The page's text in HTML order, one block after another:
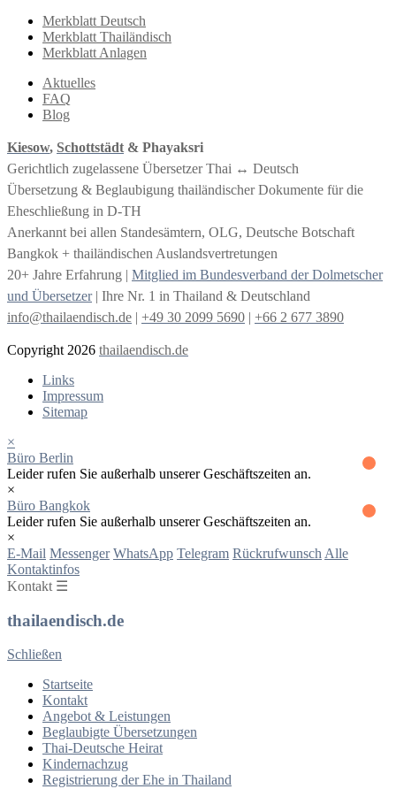
Merkblatt Deutsch
Merkblatt Thailändisch
Merkblatt Anlagen
Aktuelles
FAQ
Blog
Kiesow, Schottstädt & Phayaksri
Gerichtlich zugelassene Übersetzer Thai ↔︎ Deutsch
Übersetzung & Beglaubigung thailändischer Dokumente für die
Eheschließung in D-TH
Anerkannt bei allen Standesämtern, OLG, Deutsche Botschaft
Bangkok + thailändischen Auslandsvertretungen
20+ Jahre Erfahrung | Mitglied im Bundesverband der Dolmetscher
und Übersetzer| Ihre Nr. 1 in Thailand & Deutschland
info@thailaendisch.de | +49 30 2099 5690 | +66 2 677 3890
Copyright 2026 thailaendisch.de
Links
Impressum
Sitemap
×
Büro Berlin
Leider rufen Sie außerhalb unserer Geschäftszeiten an.
×
Büro Bangkok
Leider rufen Sie außerhalb unserer Geschäftszeiten an.
×
E-Mail Messenger WhatsApp Telegram Rückrufwunsch Alle
Kontaktinfos
Kontakt ☰
thailaendisch.de
Schließen
Startseite
Kontakt
Angebot & Leistungen
Beglaubigte Übersetzungen
Thai-Deutsche Heirat
Kindernachzug
Registrierung der Ehe in Thailand